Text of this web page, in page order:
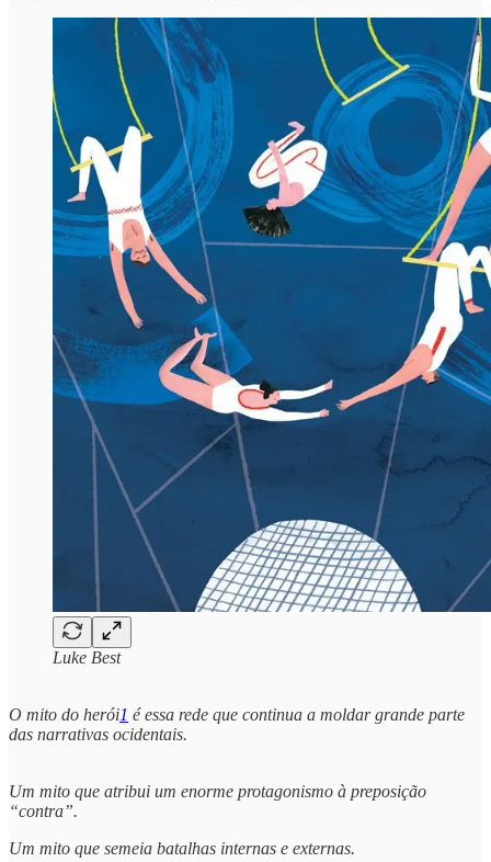
Luke Best
O mito do herói1 é essa rede que continua a moldar grande parte
das narrativas ocidentais.
Um mito que atribui um enorme protagonismo à preposição
“contra”.
Um mito que semeia batalhas internas e externas.